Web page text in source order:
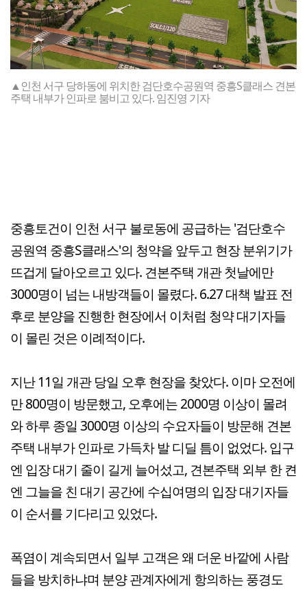
▲인천 서구 당하동에 위치한 검단호수공원역 중흥S클래스 견본
주택 내부가 인파로 붐비고 있다. 임진영 기자
중흥토건이 인천 서구 불로동에 공급하는 '검단호수
공원역 중흥S클래스'의 청약을 앞두고 현장 분위기가
뜨겁게 달아오르고 있다. 견본주택 개관 첫날에만
3000명이 넘는 내방객들이 몰렸다. 6.27 대책 발표 전
후로 분양을 진행한 현장에서 이처럼 청약 대기자들
이 몰린 것은 이례적이다.
지난 11일 개관 당일 오후 현장을 찾았다. 이마 오전에
만 800명이 방문했고, 오후에는 2000명 이상이 몰려
와 하루 종일 3000명 이상의 수요자들이 방문해 견본
주택 내부가 인파로 가득차 발 디딜 틈이 없었다. 입구
엔 입장 대기 줄이 길게 늘어섰고, 견본주택 외부 한 켠
엔 그늘을 친 대기 공간에 수십여명의 입장 대기자들
이 순서를 기다리고 있었다.
폭염이 계속되면서 일부 고객은 왜 더운 바깥에 사람
들을 방치하냐며 분양 관계자에게 항의하는 풍경도